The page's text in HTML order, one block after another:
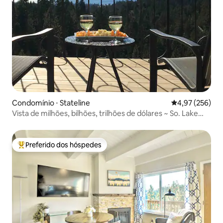
Condomínio ⋅ Stateline 4,97 de uma
4,97 (256)
Vista de milhões, bilhões, trilhões de dólares ~ So. Lake
Entre os melhores preferidos dos hóspedes
Preferido dos hóspedes